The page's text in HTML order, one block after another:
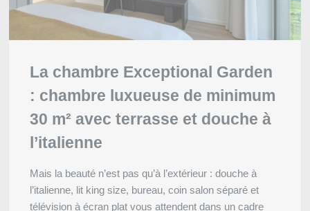
La chambre Exceptional Garden
: chambre luxueuse de minimum
30 m² avec terrasse et douche à
l’italienne
Mais la beauté n’est pas qu’à l’extérieur : douche à
l’italienne, lit king size, bureau, coin salon séparé et
télévision à écran plat vous attendent dans un cadre
Français English
Nederlands
Deutsch
Team-building
Nom :
Bilzen, Belgique
+32 89 44 21 21
VOIR LES ACTIVITÉS ALENTOURS
RÉSERVER